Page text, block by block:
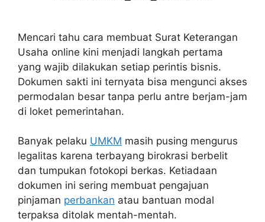
Mencari tahu cara membuat Surat Keterangan
Usaha online kini menjadi langkah pertama
yang wajib dilakukan setiap perintis bisnis.
Dokumen sakti ini ternyata bisa mengunci akses
permodalan besar tanpa perlu antre berjam-jam
di loket pemerintahan.
Banyak pelaku UMKM masih pusing mengurus
legalitas karena terbayang birokrasi berbelit
dan tumpukan fotokopi berkas. Ketiadaan
dokumen ini sering membuat pengajuan
pinjaman perbankan atau bantuan modal
terpaksa ditolak mentah-mentah.